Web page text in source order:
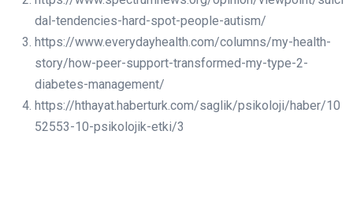
dal-tendencies-hard-spot-people-autism/
https://www.everydayhealth.com/columns/my-health-
story/how-peer-support-transformed-my-type-2-
diabetes-management/
https://hthayat.haberturk.com/saglik/psikoloji/haber/10
52553-10-psikolojik-etki/3